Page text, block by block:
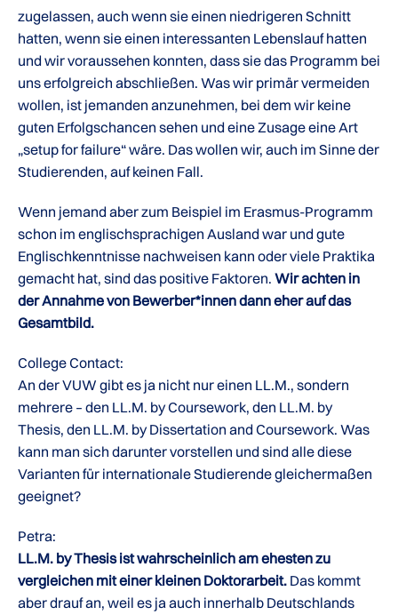
zugelassen, auch wenn sie einen niedrigeren Schnitt
hatten, wenn sie einen interessanten Lebenslauf hatten
und wir voraussehen konnten, dass sie das Programm bei
uns erfolgreich abschließen. Was wir primär vermeiden
wollen, ist jemanden anzunehmen, bei dem wir keine
guten Erfolgschancen sehen und eine Zusage eine Art
„setup for failure“ wäre. Das wollen wir, auch im Sinne der
Studierenden, auf keinen Fall.
Wenn jemand aber zum Beispiel im Erasmus-Programm
schon im englischsprachigen Ausland war und gute
Englischkenntnisse nachweisen kann oder viele Praktika
gemacht hat, sind das positive Faktoren. Wir achten in
der Annahme von Bewerber*innen dann eher auf das
Gesamtbild.
College Contact:
An der VUW gibt es ja nicht nur einen LL.M., sondern
mehrere – den LL.M. by Coursework, den LL.M. by
Thesis, den LL.M. by Dissertation and Coursework. Was
kann man sich darunter vorstellen und sind alle diese
Varianten für internationale Studierende gleichermaßen
geeignet?
Petra:
LL.M. by Thesis ist wahrscheinlich am ehesten zu
vergleichen mit einer kleinen Doktorarbeit. Das kommt
aber drauf an, weil es ja auch innerhalb Deutschlands